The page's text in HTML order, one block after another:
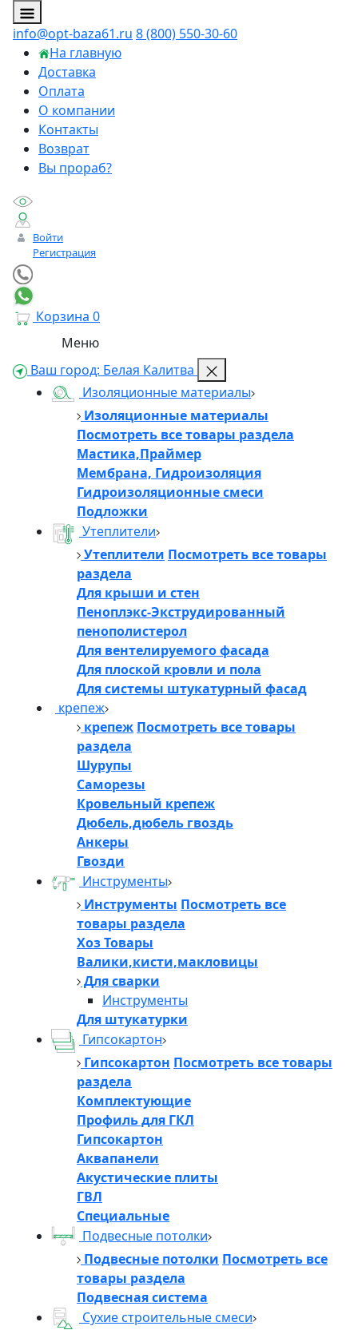
info@opt-baza61.ru 8 (800) 550-30-60
На главную
Доставка
Оплата
О компании
Контакты
Возврат
Вы прораб?
Войти
Регистрация
Корзина 0
Меню
Ваш город: Белая Калитва
Изоляционные материалы
Изоляционные материалы
Посмотреть все товары раздела
Мастика,Праймер
Мембрана, Гидроизоляция
Гидроизоляционные смеси
Подложки
Утеплители
Утеплители Посмотреть все товары
раздела
Для крыши и стен
Пеноплэкс-Экструдированный
пенополистерол
Для вентелируемого фасада
Для плоской кровли и пола
Для системы штукатурный фасад
крепеж
крепеж Посмотреть все товары
раздела
Шурупы
Саморезы
Кровельный крепеж
Дюбель,дюбель гвоздь
Анкеры
Гвозди
Инструменты
Инструменты Посмотреть все
товары раздела
Хоз Товары
Валики,кисти,макловицы
Для сварки
Инструменты
Для штукатурки
Гипсокартон
Гипсокартон Посмотреть все товары
раздела
Комплектующие
Профиль для ГКЛ
Гипсокартон
Аквапанели
Акустические плиты
ГВЛ
Специальные
Подвесные потолки
Подвесные потолки Посмотреть все
товары раздела
Подвесная система
Сухие строительные смеси